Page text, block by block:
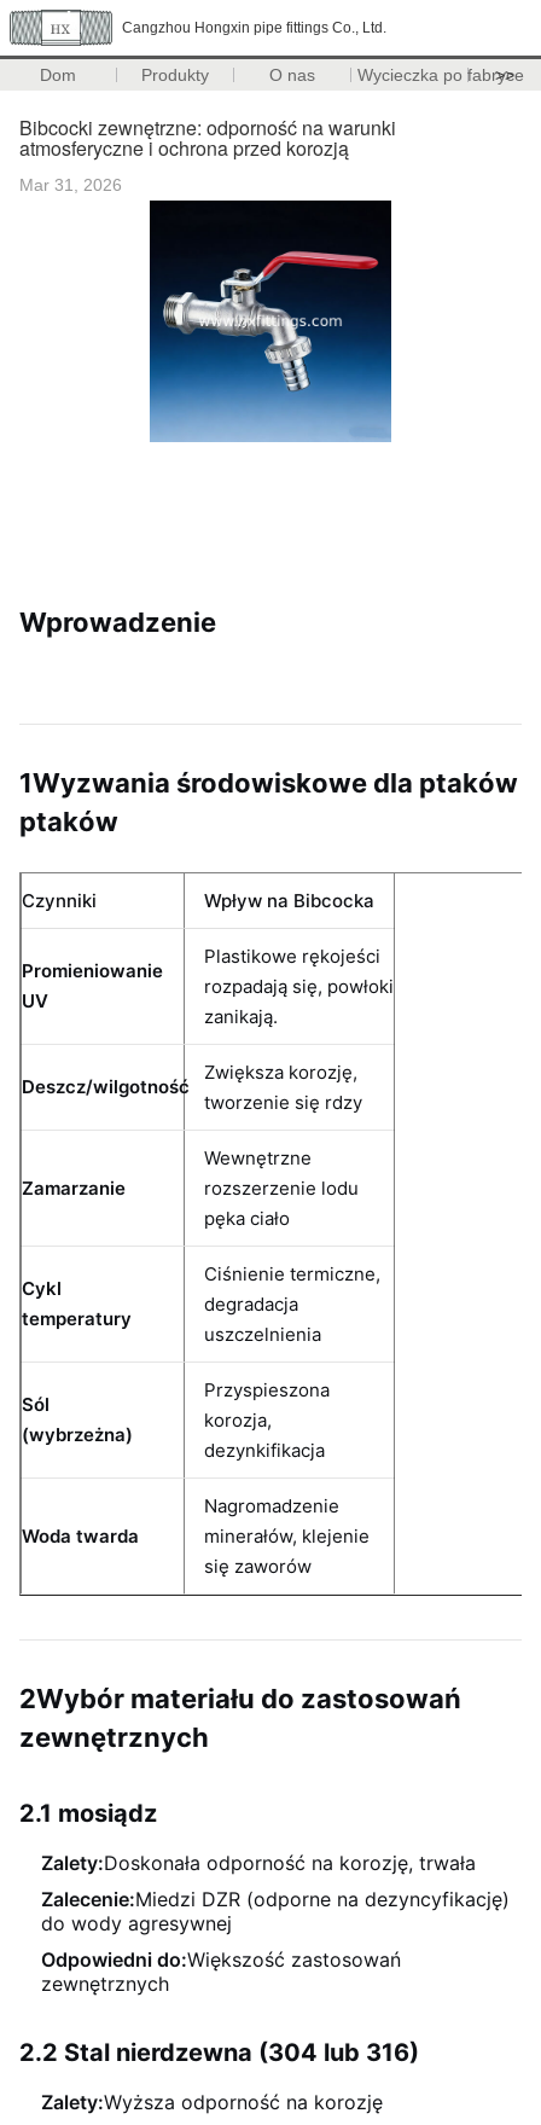
Cangzhou Hongxin pipe fittings Co., Ltd.
Dom Produkty O nas Wycieczka po fabryce
>>
Bibcocki zewnętrzne: odporność na warunki
atmosferyczne i ochrona przed korozją
Mar 31, 2026
Wprowadzenie
1Wyzwania środowiskowe dla ptaków
ptaków
Czynniki Wpływ na Bibcocka
Promieniowanie
UV
Plastikowe rękojeści
rozpadają się, powłoki
zanikają.
Deszcz/wilgotność
Zwiększa korozję,
tworzenie się rdzy
Zamarzanie
Wewnętrzne
rozszerzenie lodu
pęka ciało
Cykl
temperatury
Ciśnienie termiczne,
degradacja
uszczelnienia
Sól
(wybrzeżna)
Przyspieszona
korozja,
dezynkifikacja
Woda twarda
Nagromadzenie
minerałów, klejenie
się zaworów
2Wybór materiału do zastosowań
zewnętrznych
2.1 mosiądz
Zalety:Doskonała odporność na korozję, trwała
Zalecenie:Miedzi DZR (odporne na dezyncyfikację)
do wody agresywnej
Odpowiedni do:Większość zastosowań
zewnętrznych
2.2 Stal nierdzewna (304 lub 316)
Zalety:Wyższa odporność na korozję